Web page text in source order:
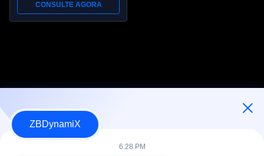
Carga, ±0,05 mm
Repetitividade
CONSULTE AGORA
Designer e fabricante de baterias e atuadores de robôs
humanoides.
ZBDynamiX
6:28 PM